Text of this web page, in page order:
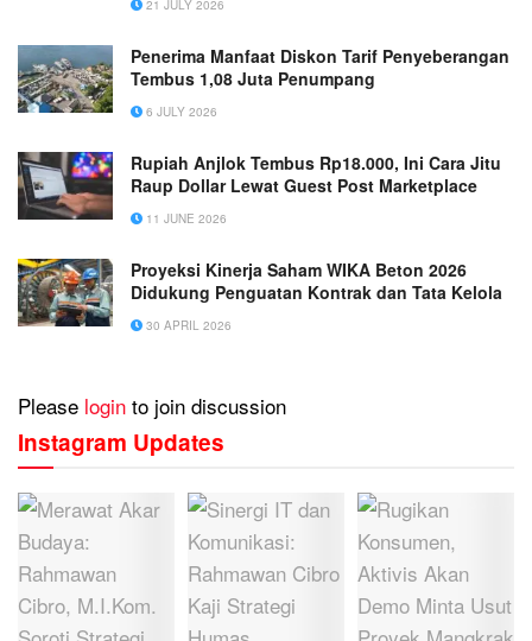
21 JULY 2026
Penerima Manfaat Diskon Tarif Penyeberangan
Tembus 1,08 Juta Penumpang
6 JULY 2026
Rupiah Anjlok Tembus Rp18.000, Ini Cara Jitu
Raup Dollar Lewat Guest Post Marketplace
11 JUNE 2026
Proyeksi Kinerja Saham WIKA Beton 2026
Didukung Penguatan Kontrak dan Tata Kelola
30 APRIL 2026
Please login to join discussion
Instagram Updates